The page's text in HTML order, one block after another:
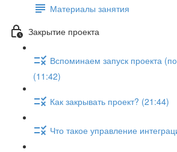
Материалы занятия
Закрытие проекта
Вспоминаем запуск проекта
(11:42)
Как закрывать проект? (21:44)
Что такое управление